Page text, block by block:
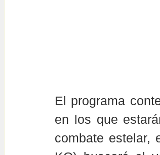
El programa
en los que
combate estelar,